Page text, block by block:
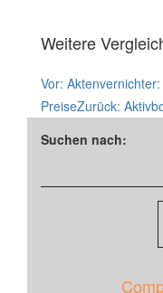
Weitere
Vor:
PreiseZurück:
Suchen nach: